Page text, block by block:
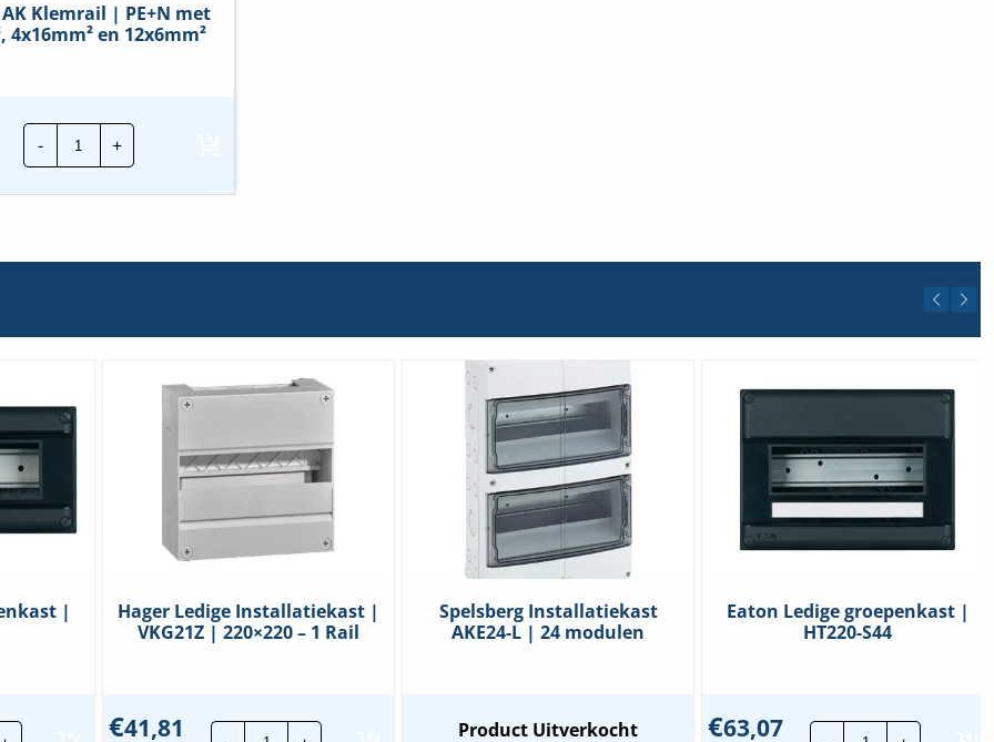
Klemrail | PE+N met
4x16mm² en 12x6mm²
-
Spelsberg
AK
Klemrail
PE+N
+
|
Hager Ledige Installatiekast |
VKG21Z | 220×220 – 1 Rail
€41,81 Hager
Spelsberg Installatiekast
AKE24-L | 24 modulen
Product Uitverkocht
Eaton Ledige groepenkast |
HT220-S44
€63,07 Eaton